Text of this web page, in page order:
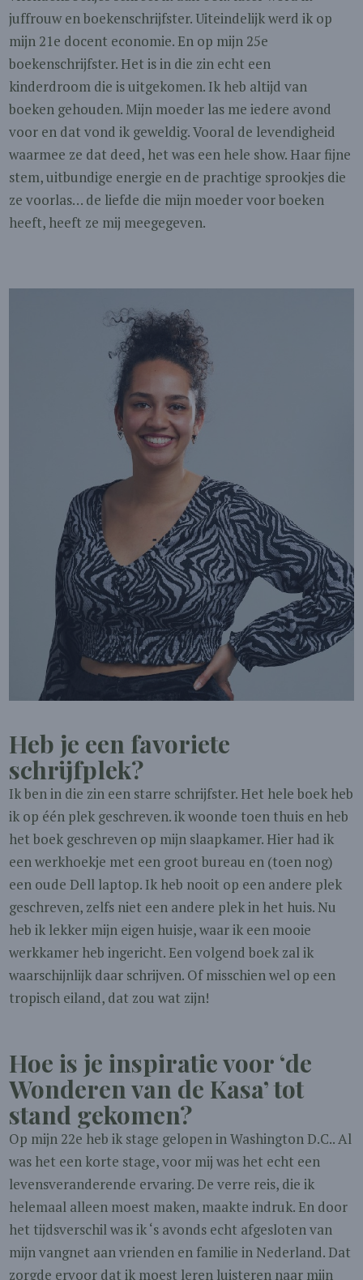
juffrouw en boekenschrijfster. Uiteindelijk werd ik op
mijn 21e docent economie. En op mijn 25e
boekenschrijfster. Het is in die zin echt een
kinderdroom die is uitgekomen. Ik heb altijd van
boeken gehouden. Mijn moeder las me iedere avond
voor en dat vond ik geweldig. Vooral de levendigheid
waarmee ze dat deed, het was een hele show. Haar fijne
stem, uitbundige energie en de prachtige sprookjes die
ze voorlas… de liefde die mijn moeder voor boeken
heeft, heeft ze mij meegegeven.
Heb je een favoriete
schrijfplek?
Ik ben in die zin een starre schrijfster. Het hele boek heb
ik op één plek geschreven. ik woonde toen thuis en heb
het boek geschreven op mijn slaapkamer. Hier had ik
een werkhoekje met een groot bureau en (toen nog)
een oude Dell laptop. Ik heb nooit op een andere plek
geschreven, zelfs niet een andere plek in het huis. Nu
heb ik lekker mijn eigen huisje, waar ik een mooie
werkkamer heb ingericht. Een volgend boek zal ik
waarschijnlijk daar schrijven. Of misschien wel op een
tropisch eiland, dat zou wat zijn!
Hoe is je inspiratie voor ‘de
Wonderen van de Kasa’ tot
stand gekomen?
Op mijn 22e heb ik stage gelopen in Washington D.C.. Al
was het een korte stage, voor mij was het echt een
levensveranderende ervaring. De verre reis, die ik
helemaal alleen moest maken, maakte indruk. En door
het tijdsverschil was ik ‘s avonds echt afgesloten van
mijn vangnet aan vrienden en familie in Nederland. Dat
zorgde ervoor dat ik moest leren luisteren naar mijn